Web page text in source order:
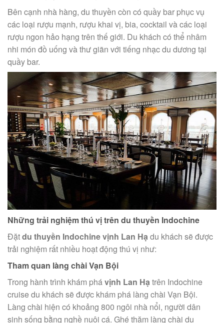
Bên cạnh nhà hàng, du thuyền còn có quầy bar phục vụ
các loại rượu mạnh, rượu khai vị, bia, cocktail và các loại
rượu ngon hảo hạng trên thế giới. Du khách có thể nhâm
nhi món đồ uống và thư giãn với tiếng nhạc du dương tại
quầy bar.
Những trải nghiệm thú vị trên du thuyền Indochine
Đặtdu thuyền Indochine vịnh Lan Hạdu khách sẽ được
trải nghiệm rất nhiều hoạt động thú vị như:
Tham quan làng chài Vạn Bội
Trong hành trình khám phávịnh Lan Hạtrên Indochine
cruise du khách sẽ được khám phá làng chài Vạn Bội.
Làng chài hiện có khoảng 800 ngôi nhà nổi, người dân
sinh sống bằng nghề nuôi cá. Ghé thăm làng chài du